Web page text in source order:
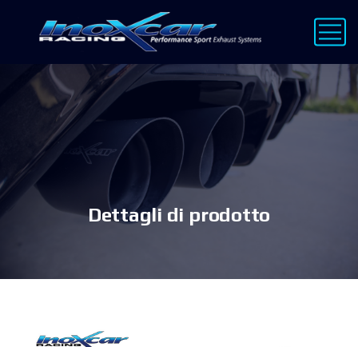
Dettagli di prodotto